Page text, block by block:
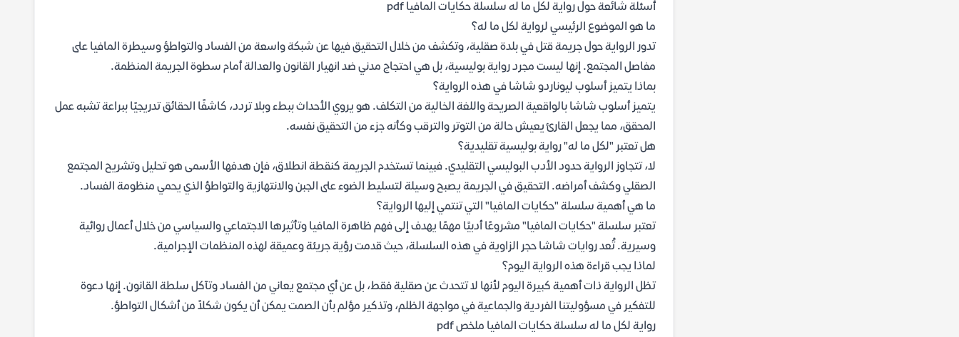
أسئلة شائعة حول رواية لكل ما له سلسلة حكايات المافيا pdf
ما هو الموضوع الرئيسي لرواية لكل ما له؟
تدور الرواية حول جريمة قتل في بلدة صقلية، وتكشف من خلال التحقيق فيها عن شبكة واسعة من الفساد والتواطؤ وسيطرة المافيا على
مفاصل المجتمع. إنها ليست مجرد رواية بوليسية، بل هي احتجاج مدني ضد انهيار القانون والعدالة أمام سطوة الجريمة المنظمة.
بماذا يتميز أسلوب ليوناردو شاشا في هذه الرواية؟
يتميز أسلوب شاشا بالواقعية الصريحة واللغة الخالية من التكلف. هو يروي الأحداث ببطء وبلا تردد، كاشفًا الحقائق تدريجيًا ببراعة تشبه عمل
المحقق، مما يجعل القارئ يعيش حالة من التوتر والترقب وكأنه جزء من التحقيق نفسه.
هل تعتبر "لكل ما له" رواية بوليسية تقليدية؟
لا، تتجاوز الرواية حدود الأدب البوليسي التقليدي. فبينما تستخدم الجريمة كنقطة انطلاق، فإن هدفها الأسمى هو تحليل وتشريح المجتمع
الصقلي وكشف أمراضه. التحقيق في الجريمة يصبح وسيلة لتسليط الضوء على الجبن والانتهازية والتواطؤ الذي يحمي منظومة الفساد.
ما هي أهمية سلسلة "حكايات المافيا" التي تنتمي إليها الرواية؟
تعتبر سلسلة "حكايات المافيا" مشروعًا أدبيًا مهمًا يهدف إلى فهم ظاهرة المافيا وتأثيرها الاجتماعي والسياسي من خلال أعمال روائية
وسيرية. تُعد روايات شاشا حجر الزاوية في هذه السلسلة، حيث قدمت رؤية جريئة وعميقة لهذه المنظمات الإجرامية.
لماذا يجب قراءة هذه الرواية اليوم؟
تظل الرواية ذات أهمية كبيرة اليوم لأنها لا تتحدث عن صقلية فقط، بل عن أي مجتمع يعاني من الفساد وتآكل سلطة القانون. إنها دعوة
للتفكير في مسؤوليتنا الفردية والجماعية في مواجهة الظلم، وتذكير مؤلم بأن الصمت يمكن أن يكون شكلاً من أشكال التواطؤ.
رواية لكل ما له سلسلة حكايات المافيا ملخص pdf